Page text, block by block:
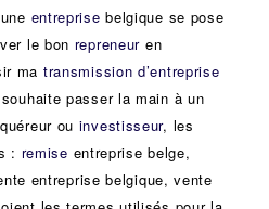
entreprise belgique se pose
le bon repreneur en
ma transmission d’entreprise
passer la main à un
ou investisseur, les
: remise entreprise belge,
entreprise belgique, vente